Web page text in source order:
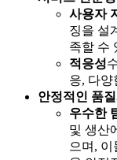
사용자
징을 설
족할 수
적응성
응, 다양
안정적인 품
우수한
및 생산
으며,